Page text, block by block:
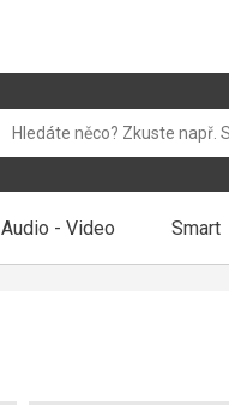
Audio - Video Smart